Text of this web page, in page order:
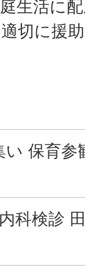
生活に
切に援
い 保育
科検診